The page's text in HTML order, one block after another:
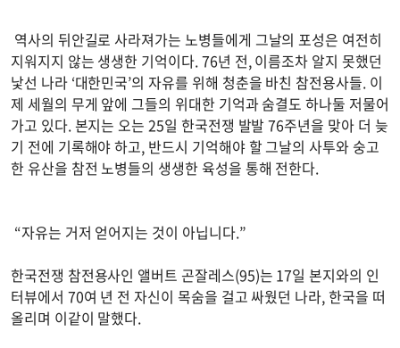
역사의 뒤안길로 사라져가는 노병들에게 그날의 포성은 여전히
지워지지 않는 생생한 기억이다. 76년 전, 이름조차 알지 못했던
낯선 나라 ‘대한민국’의 자유를 위해 청춘을 바친 참전용사들. 이
제 세월의 무게 앞에 그들의 위대한 기억과 숨결도 하나둘 저물어
가고 있다. 본지는 오는 25일 한국전쟁 발발 76주년을 맞아 더 늦
기 전에 기록해야 하고, 반드시 기억해야 할 그날의 사투와 숭고
한 유산을 참전 노병들의 생생한 육성을 통해 전한다.
“자유는 거저 얻어지는 것이 아닙니다.”
한국전쟁 참전용사인 앨버트 곤잘레스(95)는 17일 본지와의 인
터뷰에서 70여 년 전 자신이 목숨을 걸고 싸웠던 나라, 한국을 떠
올리며 이같이 말했다.